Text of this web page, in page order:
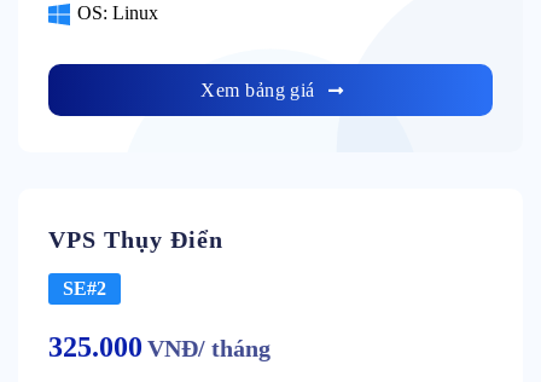
OS: Linux
Xem bảng giá
VPS Thụy Điển
SE#2
325.000 VNĐ/ tháng